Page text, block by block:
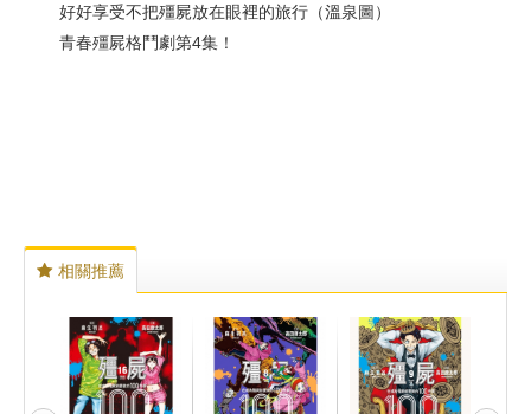
好好享受不把殭屍放在眼裡的旅行（溫泉圖）
青春殭屍格鬥劇第4集！
相關推薦